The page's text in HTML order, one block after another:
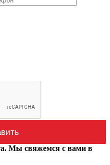
Мы свяжемся с вами в